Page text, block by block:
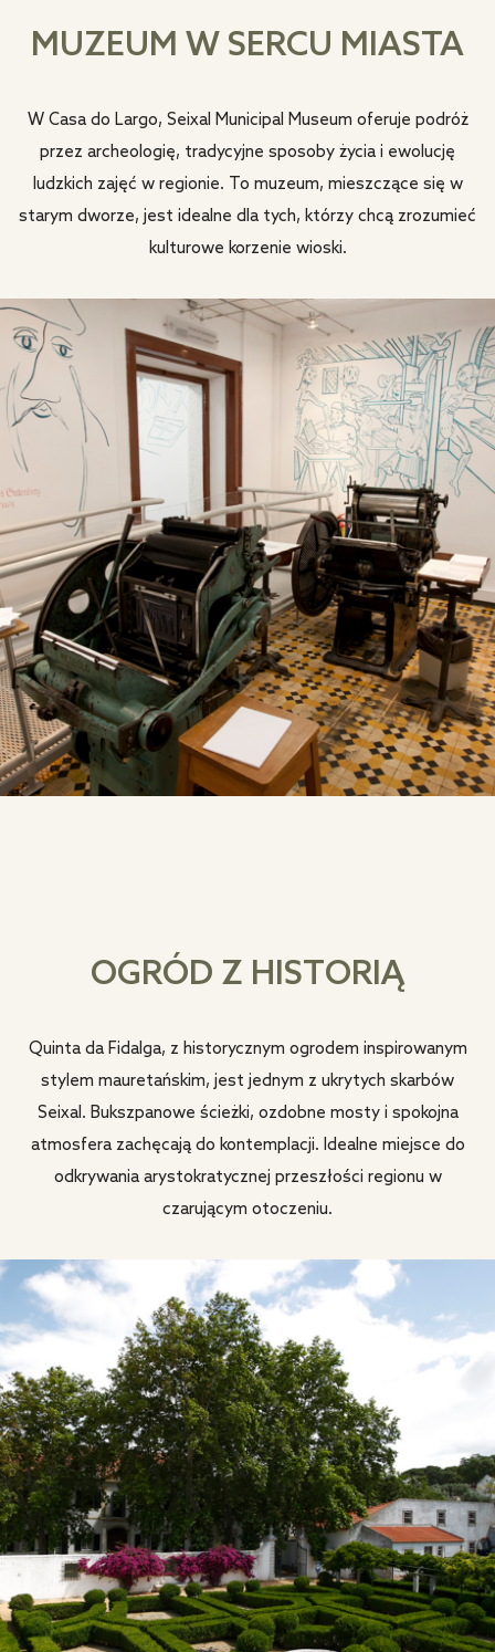
MUZEUM W SERCU MIASTA
W Casa do Largo, Seixal Municipal Museum oferuje podróż
przez archeologię, tradycyjne sposoby życia i ewolucję
ludzkich zajęć w regionie. To muzeum, mieszczące się w
starym dworze, jest idealne dla tych, którzy chcą zrozumieć
kulturowe korzenie wioski.
OGRÓD Z HISTORIĄ
Quinta da Fidalga, z historycznym ogrodem inspirowanym
stylem mauretańskim, jest jednym z ukrytych skarbów
Seixal. Bukszpanowe ścieżki, ozdobne mosty i spokojna
atmosfera zachęcają do kontemplacji. Idealne miejsce do
odkrywania arystokratycznej przeszłości regionu w
czarującym otoczeniu.